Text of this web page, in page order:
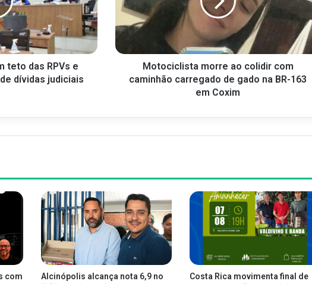
teto das RPVs e
dívidas judiciais
Motociclista morre ao colidir com
caminhão carregado de gado na BR-163
em Coxim
com
Alcinópolis alcança nota 6,9 no
Costa Rica movimenta final de